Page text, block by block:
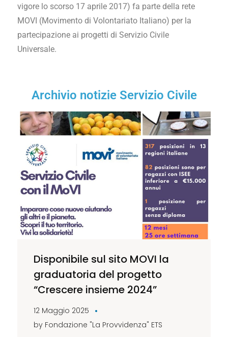
vigore lo scorso 17 aprile 2017) fa parte della rete
MOVI (Movimento di Volontariato Italiano) per la
partecipazione ai progetti di Servizio Civile
Universale.
Archivio notizie Servizio Civile
Disponibile sul sito MOVI la
graduatoria del progetto
“Crescere insieme 2024”
12 Maggio 2025
by Fondazione "La Provvidenza" ETS